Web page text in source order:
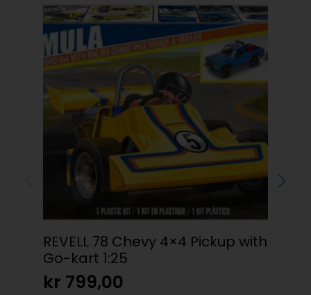
REVELL 78 Chevy 4×4 Pickup with
Go-kart 1:25
kr 799,00